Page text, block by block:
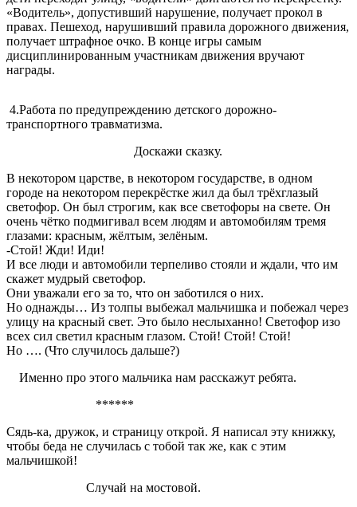
«Водитель», допустивший нарушение, получает прокол в
правах. Пешеход, нарушивший правила дорожного движения,
получает штрафное очко. В конце игры самым
дисциплинированным участникам движения вручают
награды.
4.Работа по предупреждению детского дорожно-
транспортного травматизма.
Доскажи сказку.
В некотором царстве, в некотором государстве, в одном
городе на некотором перекрёстке жил да был трёхглазый
светофор. Он был строгим, как все светофоры на свете. Он
очень чётко подмигивал всем людям и автомобилям тремя
глазами: красным, жёлтым, зелёным.
-Стой! Жди! Иди!
И все люди и автомобили терпеливо стояли и ждали, что им
скажет мудрый светофор.
Они уважали его за то, что он заботился о них.
Но однажды… Из толпы выбежал мальчишка и побежал через
улицу на красный свет. Это было неслыханно! Светофор изо
всех сил светил красным глазом. Стой! Стой! Стой!
Но …. (Что случилось дальше?)
Именно про этого мальчика нам расскажут ребята.
******
Сядь-ка, дружок, и страницу открой. Я написал эту книжку,
чтобы беда не случилась с тобой так же, как с этим
мальчишкой!
Случай на мостовой.